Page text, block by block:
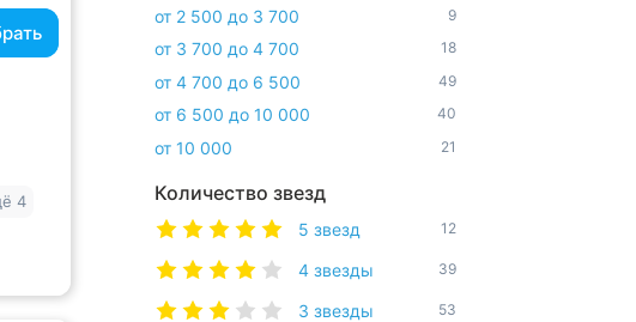
4
от 2 500 до 3 700 9
от 3 700 до 4 700 18
от 4 700 до 6 500 49
от 6 500 до 10 000 40
от 10 000 21
Количество звезд
5 звезд 12
4 звезды 39
3 звезды 53